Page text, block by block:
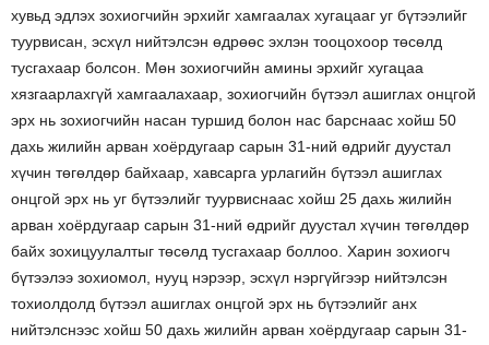
хувьд эдлэх зохиогчийн эрхийг хамгаалах хугацааг уг бүтээлийг
туурвисан, эсхүл нийтэлсэн өдрөөс эхлэн тооцохоор төсөлд
тусгахаар болсон. Мөн зохиогчийн амины эрхийг хугацаа
хязгаарлахгүй хамгаалахаар, зохиогчийн бүтээл ашиглах онцгой
эрх нь зохиогчийн насан туршид болон нас барснаас хойш 50
дахь жилийн арван хоёрдугаар сарын 31-ний өдрийг дуустал
хүчин төгөлдөр байхаар, хавсарга урлагийн бүтээл ашиглах
онцгой эрх нь уг бүтээлийг туурвиснаас хойш 25 дахь жилийн
арван хоёрдугаар сарын 31-ний өдрийг дуустал хүчин төгөлдөр
байх зохицуулалтыг төсөлд тусгахаар боллоо. Харин зохиогч
бүтээлээ зохиомол, нууц нэрээр, эсхүл нэргүйгээр нийтэлсэн
тохиолдолд бүтээл ашиглах онцгой эрх нь бүтээлийг анх
нийтэлснээс хойш 50 дахь жилийн арван хоёрдугаар сарын 31-